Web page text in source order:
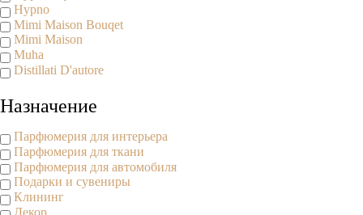
Hypno
Mimi Maison Bouqet
Mimi Maison
Muha
Distillati D'autore
Назначение
Парфюмерия для интерьера
Парфюмерия для ткани
Парфюмерия для автомобиля
Подарки и сувениры
Клининг
Декор